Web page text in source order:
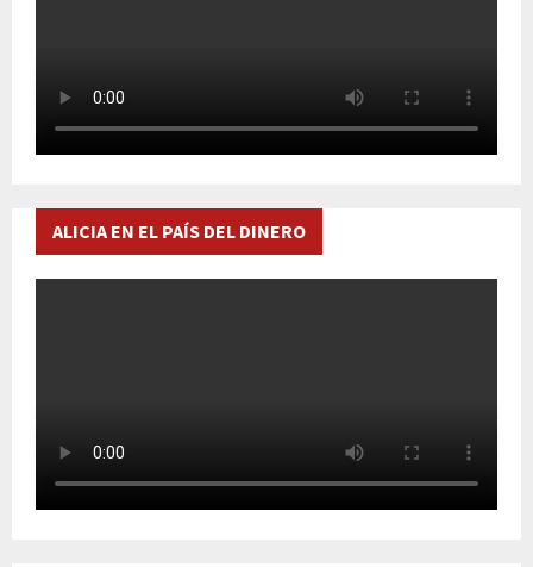
ALICIA EN EL PAÍS DEL DINERO